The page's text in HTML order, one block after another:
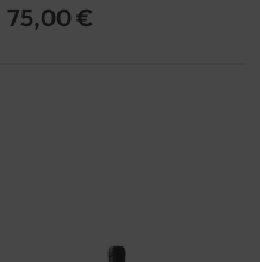
du-Pape | AOP
75,00 €